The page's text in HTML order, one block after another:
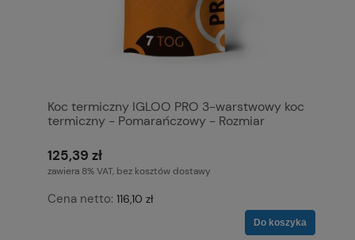
Koc termiczny IGLOO PRO 3-warstwowy koc
termiczny - Pomarańczowy - Rozmiar
125,39 zł
zawiera 8% VAT, bez kosztów dostawy
Cena netto: 116,10 zł
Do koszyka